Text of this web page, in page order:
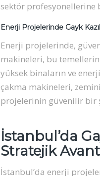
sektör profesyonellerine
Enerji Projelerinde Gayk
Enerji projelerinde,
makineleri, bu
yüksek binaların ve
çakma makineleri,
projelerinin güvenilir bir
İstanbul’da
Stratejik
İstanbul’da enerji